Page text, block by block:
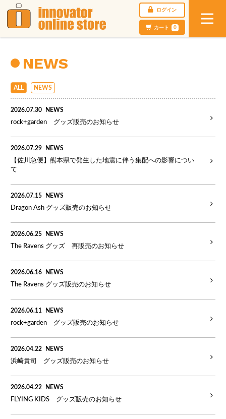
ログイン
カート 0
NEWS
ALL NEWS
2026.07.30 NEWS
rock+garden グッズ販売のお知らせ
2026.07.29 NEWS
【佐川急便】熊本県で発生した地震に伴う集配への影響につい
て
2026.07.15 NEWS
Dragon Ash グッズ販売のお知らせ
2026.06.25 NEWS
The Ravens グッズ 再販売のお知らせ
2026.06.16 NEWS
The Ravens グッズ販売のお知らせ
2026.06.11 NEWS
rock+garden グッズ販売のお知らせ
2026.04.22 NEWS
浜崎貴司 グッズ販売のお知らせ
2026.04.22 NEWS
FLYING KIDS グッズ販売のお知らせ